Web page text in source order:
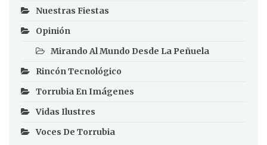
Nuestras Fiestas
Opinión
Mirando Al Mundo Desde La Peñuela
Rincón Tecnológico
Torrubia En Imágenes
Vidas Ilustres
Voces De Torrubia